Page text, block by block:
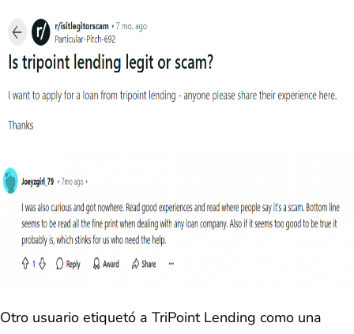
Otro usuario etiquetó a TriPoint Lending como una